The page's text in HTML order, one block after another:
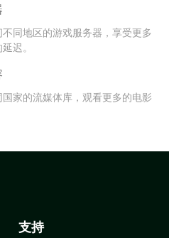
同地区的游戏服务器，享受更多
迟。
家的流媒体库，观看更多的电影
支持